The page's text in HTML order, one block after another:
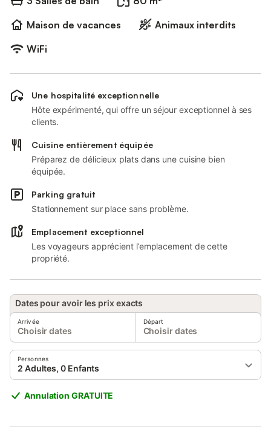
Maison de vacances
Animaux interdits
WiFi
Une hospitalité exceptionnelle
Hôte expérimenté, qui offre un séjour exceptionnel à ses
clients.
Cuisine entièrement équipée
Préparez de délicieux plats dans une cuisine bien
équipée.
Parking gratuit
Stationnement sur place sans problème.
Emplacement exceptionnel
Les voyageurs apprécient l’emplacement de cette
propriété.
Dates pour avoir les prix exacts
Arrivée
Choisir dates
Départ
Choisir dates
Personnes
2 Adultes, 0 Enfants
Annulation GRATUITE